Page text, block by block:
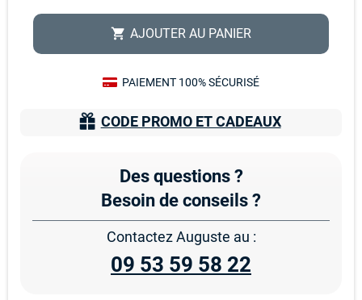
shopping_cart AJOUTER AU PANIER
PAIEMENT 100% SÉCURISÉ
CODE PROMO ET CADEAUX
Des questions ?
Besoin de conseils ?
Contactez Auguste au :
09 53 59 58 22